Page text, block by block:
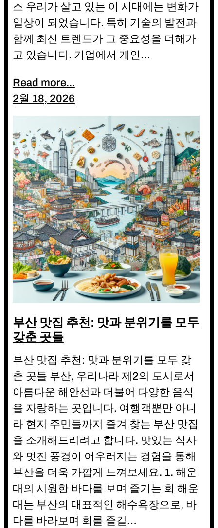
스 우리가 살고 있는 이 시대에는 변화가
일상이 되었습니다. 특히 기술의 발전과
함께 최신 트렌드가 그 중요성을 더해가
고 있습니다. 기업에서 개인…
Read more...
2월 18, 2026
부산 맛집 추천: 맛과 분위기를 모두
갖춘 곳들
부산 맛집 추천: 맛과 분위기를 모두 갖
춘 곳들 부산, 우리나라 제2의 도시로서
아름다운 해안선과 더불어 다양한 음식
을 자랑하는 곳입니다. 여행객뿐만 아니
라 현지 주민들까지 즐겨 찾는 부산 맛집
을 소개해드리려고 합니다. 맛있는 식사
와 멋진 풍경이 어우러지는 경험을 통해
부산을 더욱 가깝게 느껴보세요. 1. 해운
대의 시원한 바다를 보며 즐기는 회 해운
대는 부산의 대표적인 해수욕장으로, 바
다를 바라보며 회를 즐길…